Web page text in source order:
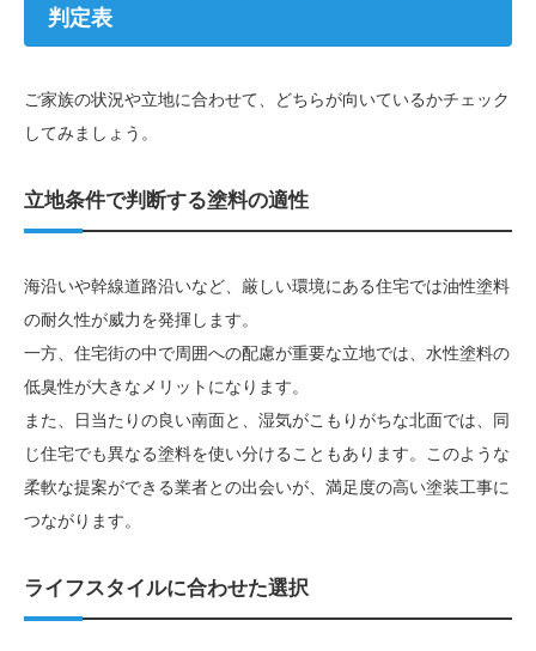
判定表
ご家族の状況や立地に合わせて、どちらが向いているかチェック
してみましょう。
立地条件で判断する塗料の適性
海沿いや幹線道路沿いなど、厳しい環境にある住宅では油性塗料
の耐久性が威力を発揮します。
一方、住宅街の中で周囲への配慮が重要な立地では、水性塗料の
低臭性が大きなメリットになります。
また、日当たりの良い南面と、湿気がこもりがちな北面では、同
じ住宅でも異なる塗料を使い分けることもあります。このような
柔軟な提案ができる業者との出会いが、満足度の高い塗装工事に
つながります。
ライフスタイルに合わせた選択